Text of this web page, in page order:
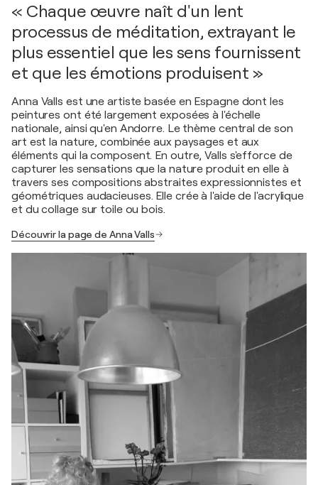
« Chaque œuvre naît d'un lent
processus de méditation, extrayant le
plus essentiel que les sens fournissent
et que les émotions produisent »
Anna Valls est une artiste basée en Espagne dont les
peintures ont été largement exposées à l'échelle
nationale, ainsi qu'en Andorre. Le thème central de son
art est la nature, combinée aux paysages et aux
éléments qui la composent. En outre, Valls s'efforce de
capturer les sensations que la nature produit en elle à
travers ses compositions abstraites expressionnistes et
géométriques audacieuses. Elle crée à l'aide de l'acrylique
et du collage sur toile ou bois.
Découvrir la page de Anna Valls